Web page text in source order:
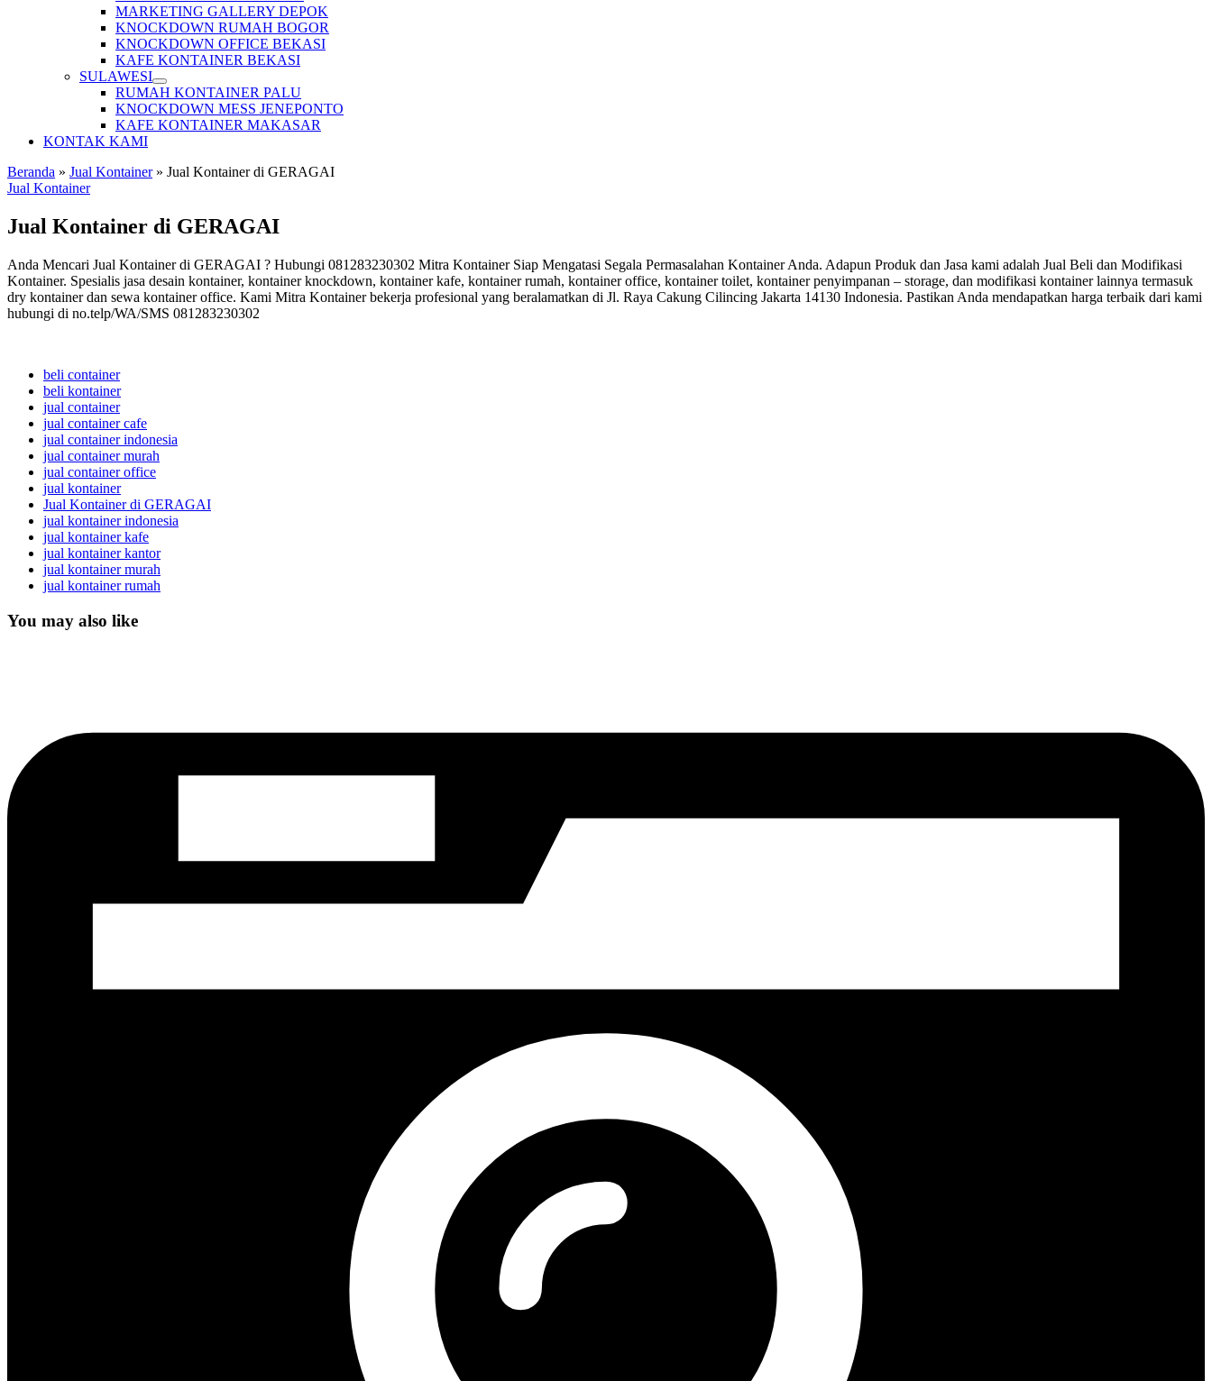
MARKETING GALLERY DEPOK
KNOCKDOWN RUMAH BOGOR
KNOCKDOWN OFFICE BEKASI
KAFE KONTAINER BEKASI
SULAWESI
RUMAH KONTAINER PALU
KNOCKDOWN MESS JENEPONTO
KAFE KONTAINER MAKASAR
KONTAK KAMI
Beranda » Jual Kontainer » Jual Kontainer di GERAGAI
Jual Kontainer
Jual Kontainer di GERAGAI
Anda Mencari Jual Kontainer di GERAGAI ? Hubungi 081283230302 Mitra Kontainer Siap Mengatasi Segala Permasalahan Kontainer Anda. Adapun Produk dan Jasa kami adalah Jual Beli dan Modifikasi
Kontainer. Spesialis jasa desain kontainer, kontainer knockdown, kontainer kafe, kontainer rumah, kontainer office, kontainer toilet, kontainer penyimpanan – storage, dan modifikasi kontainer lainnya termasuk
dry kontainer dan sewa kontainer office. Kami Mitra Kontainer bekerja profesional yang beralamatkan di Jl. Raya Cakung Cilincing Jakarta 14130 Indonesia. Pastikan Anda mendapatkan harga terbaik dari kami
hubungi di no.telp/WA/SMS 081283230302
beli container
beli kontainer
jual container
jual container cafe
jual container indonesia
jual container murah
jual container office
jual kontainer
Jual Kontainer di GERAGAI
jual kontainer indonesia
jual kontainer kafe
jual kontainer kantor
jual kontainer murah
jual kontainer rumah
You may also like